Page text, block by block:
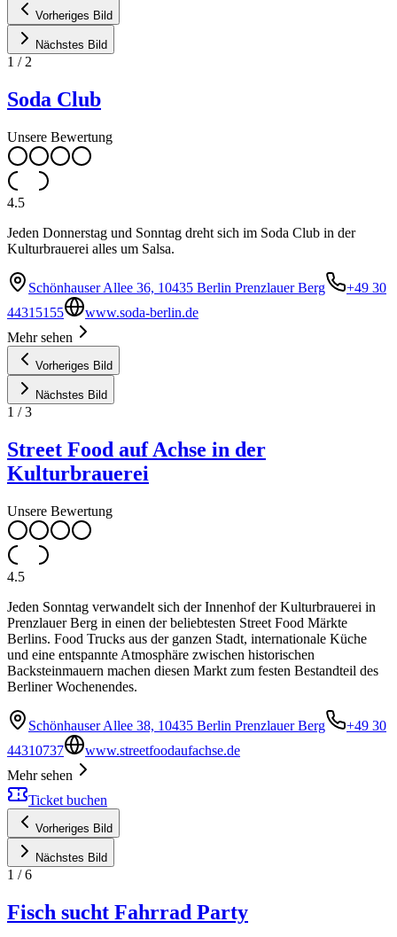
Vorheriges Bild
Nächstes Bild
1 / 2
Soda Club
Unsere Bewertung
4.5
Jeden Donnerstag und Sonntag dreht sich im Soda Club in der
Kulturbrauerei alles um Salsa.
Schönhauser Allee 36, 10435 Berlin Prenzlauer Berg
+49 30
44315155
www.soda-berlin.de
Mehr sehen
Vorheriges Bild
Nächstes Bild
1 /3
Street Food auf Achse in der
Kulturbrauerei
Unsere Bewertung
4.5
Jeden Sonntag verwandelt sich der Innenhof der Kulturbrauerei in
Prenzlauer Berg in einen der beliebtesten Street Food Märkte
Berlins. Food Trucks aus der ganzen Stadt, internationale Küche
und eine entspannte Atmosphäre zwischen historischen
Backsteinmauern machen diesen Markt zum festen Bestandteil des
Berliner Wochenendes.
Schönhauser Allee 38, 10435 Berlin Prenzlauer Berg
+49 30
44310737
www.streetfoodaufachse.de
Mehr sehen
Ticket buchen
Vorheriges Bild
Nächstes Bild
1 /6
Fisch sucht Fahrrad Party